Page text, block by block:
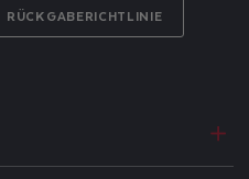
RÜCKGABERICHTLINIE